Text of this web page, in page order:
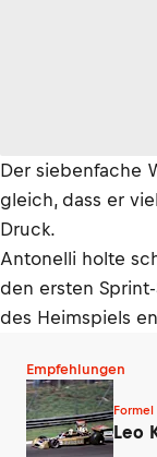
Der siebenfache
gleich, dass er
Druck.
Antonelli holte
den ersten
des Heimspiels
Empfehlungen
Formel
Leo